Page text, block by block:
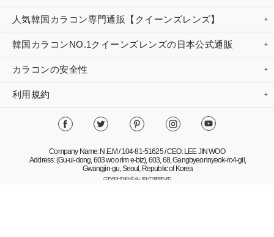
人気韓国カラコン専門通販【クイーンズレンズ】
韓国カラコンNO.1クイーンズレンズの日本公式通販
カラコンの安全性
利用規約
Company Name: N.E.M / 104-81-51625 / CEO: LEE JIN WOO
Address: (Gu-ui-dong, 603 woo rim e-biz), 603, 68, Gangbyeonnyeok-ro4-gil,
Gwangjin-gu, Seoul, Republic of Korea
COPYRIGHT NEM© ALL RIGHTS RESERVED.